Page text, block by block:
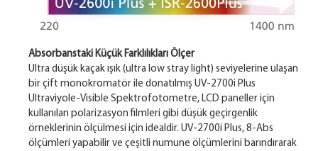
Absorbanstaki Küçük Farklılıkları Ölçer
Ultra düşük kaçak ışık (ultra low stray light) seviyelerine ulaşan
bir çift monokromatör ile donatılmış UV-2700i Plus
Ultraviyole-Visible Spektrofotometre, LCD paneller için
kullanılan polarizasyon filmleri gibi düşük geçirgenlik
örneklerinin ölçülmesi için idealdir. UV-2700i Plus, 8-Abs
ölçümleri yapabilir ve çeşitli numune ölçümlerini barındırarak